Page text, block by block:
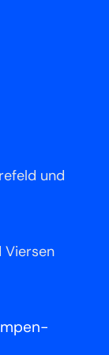
und
Viersen